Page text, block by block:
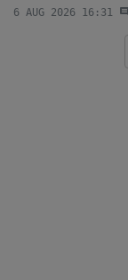
6 AUG 2026 16:31